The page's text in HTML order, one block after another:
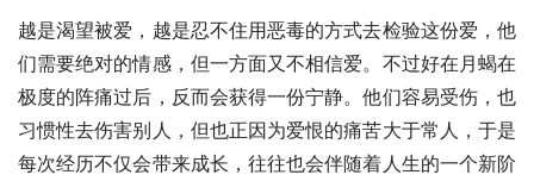
越是渴望被爱，越是忍不住用恶毒的方式去检验这份爱，他
们需要绝对的情感，但一方面又不相信爱。不过好在月蝎在
极度的阵痛过后，反而会获得一份宁静。他们容易受伤，也
习惯性去伤害别人，但也正因为爱恨的痛苦大于常人，于是
每次经历不仅会带来成长，往往也会伴随着人生的一个新阶